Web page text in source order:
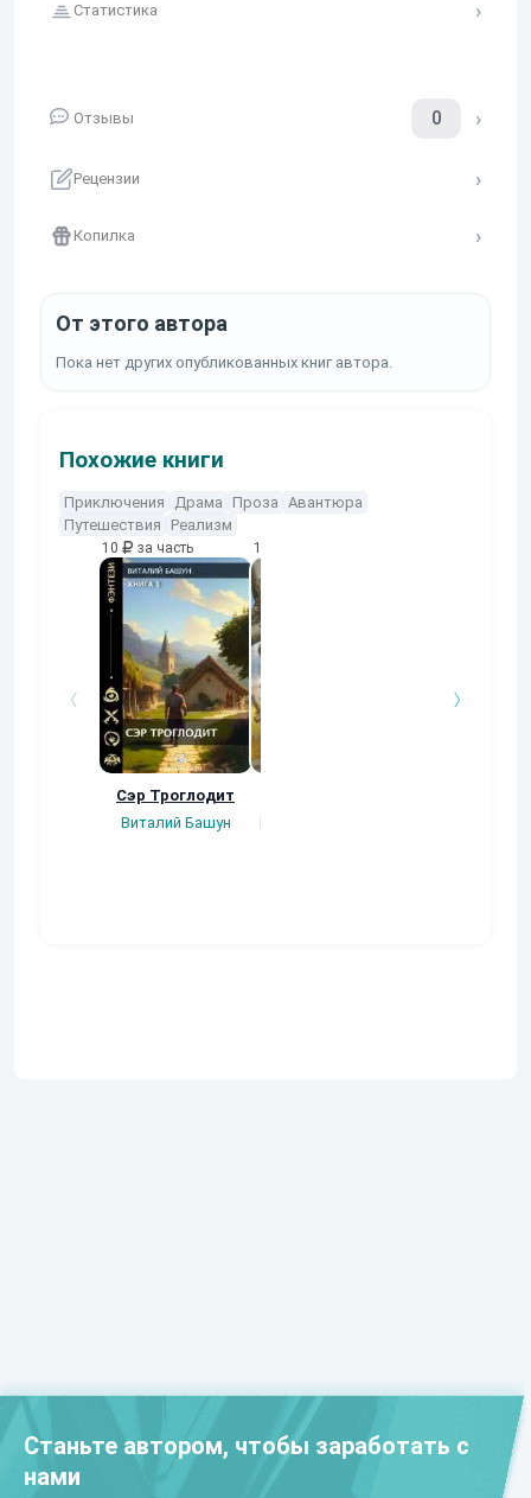
Статистика
Отзывы 0
Рецензии
Копилка
От этого автора
Пока нет других опубликованных книг автора.
Похожие книги
Приключения Драма Проза Авантюра
Путешествия
Реализм
10 за часть
Сэр Троглодит
Виталий Башун
10
Плотников Сергей
Станьте автором, чтобы заработать с
нами